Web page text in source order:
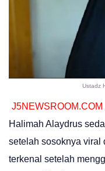
Ustadz
J5NEWSROOM.COM
Halimah Alaydrus
setelah sosoknya viral
terkenal setelah